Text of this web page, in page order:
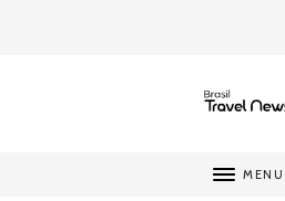
MENU